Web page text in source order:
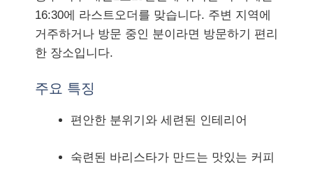
16:30에 라스트오더를 맞습니다. 주변 지역에
거주하거나 방문 중인 분이라면 방문하기 편리
한 장소입니다.
주요 특징
편안한 분위기와 세련된 인테리어
숙련된 바리스타가 만드는 맛있는 커피